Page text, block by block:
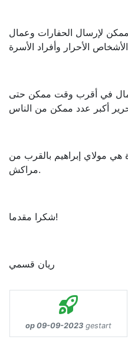
لإرسال الحفارات وعمال
في أقرب وقت ممكن حتى
هي مولاي إبراهيم بالقرب من
مراكش.
شكرا مقدما!
ريان قسمي
op 09-09-2023 gestart